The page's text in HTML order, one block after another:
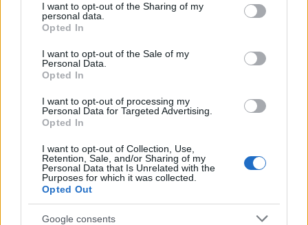
I want to opt-out of the Sharing of my
personal data.
Opted In
I want to opt-out of the Sale of my
Personal Data.
Opted In
I want to opt-out of processing my
Personal Data for Targeted Advertising.
Opted In
I want to opt-out of Collection, Use,
Retention, Sale, and/or Sharing of my
Personal Data that Is Unrelated with the
Purposes for which it was collected.
Opted Out
Google consents
#Turska #SAD #Erdogan
#Donald Tramp